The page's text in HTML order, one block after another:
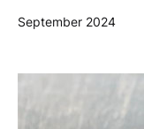
September 2024